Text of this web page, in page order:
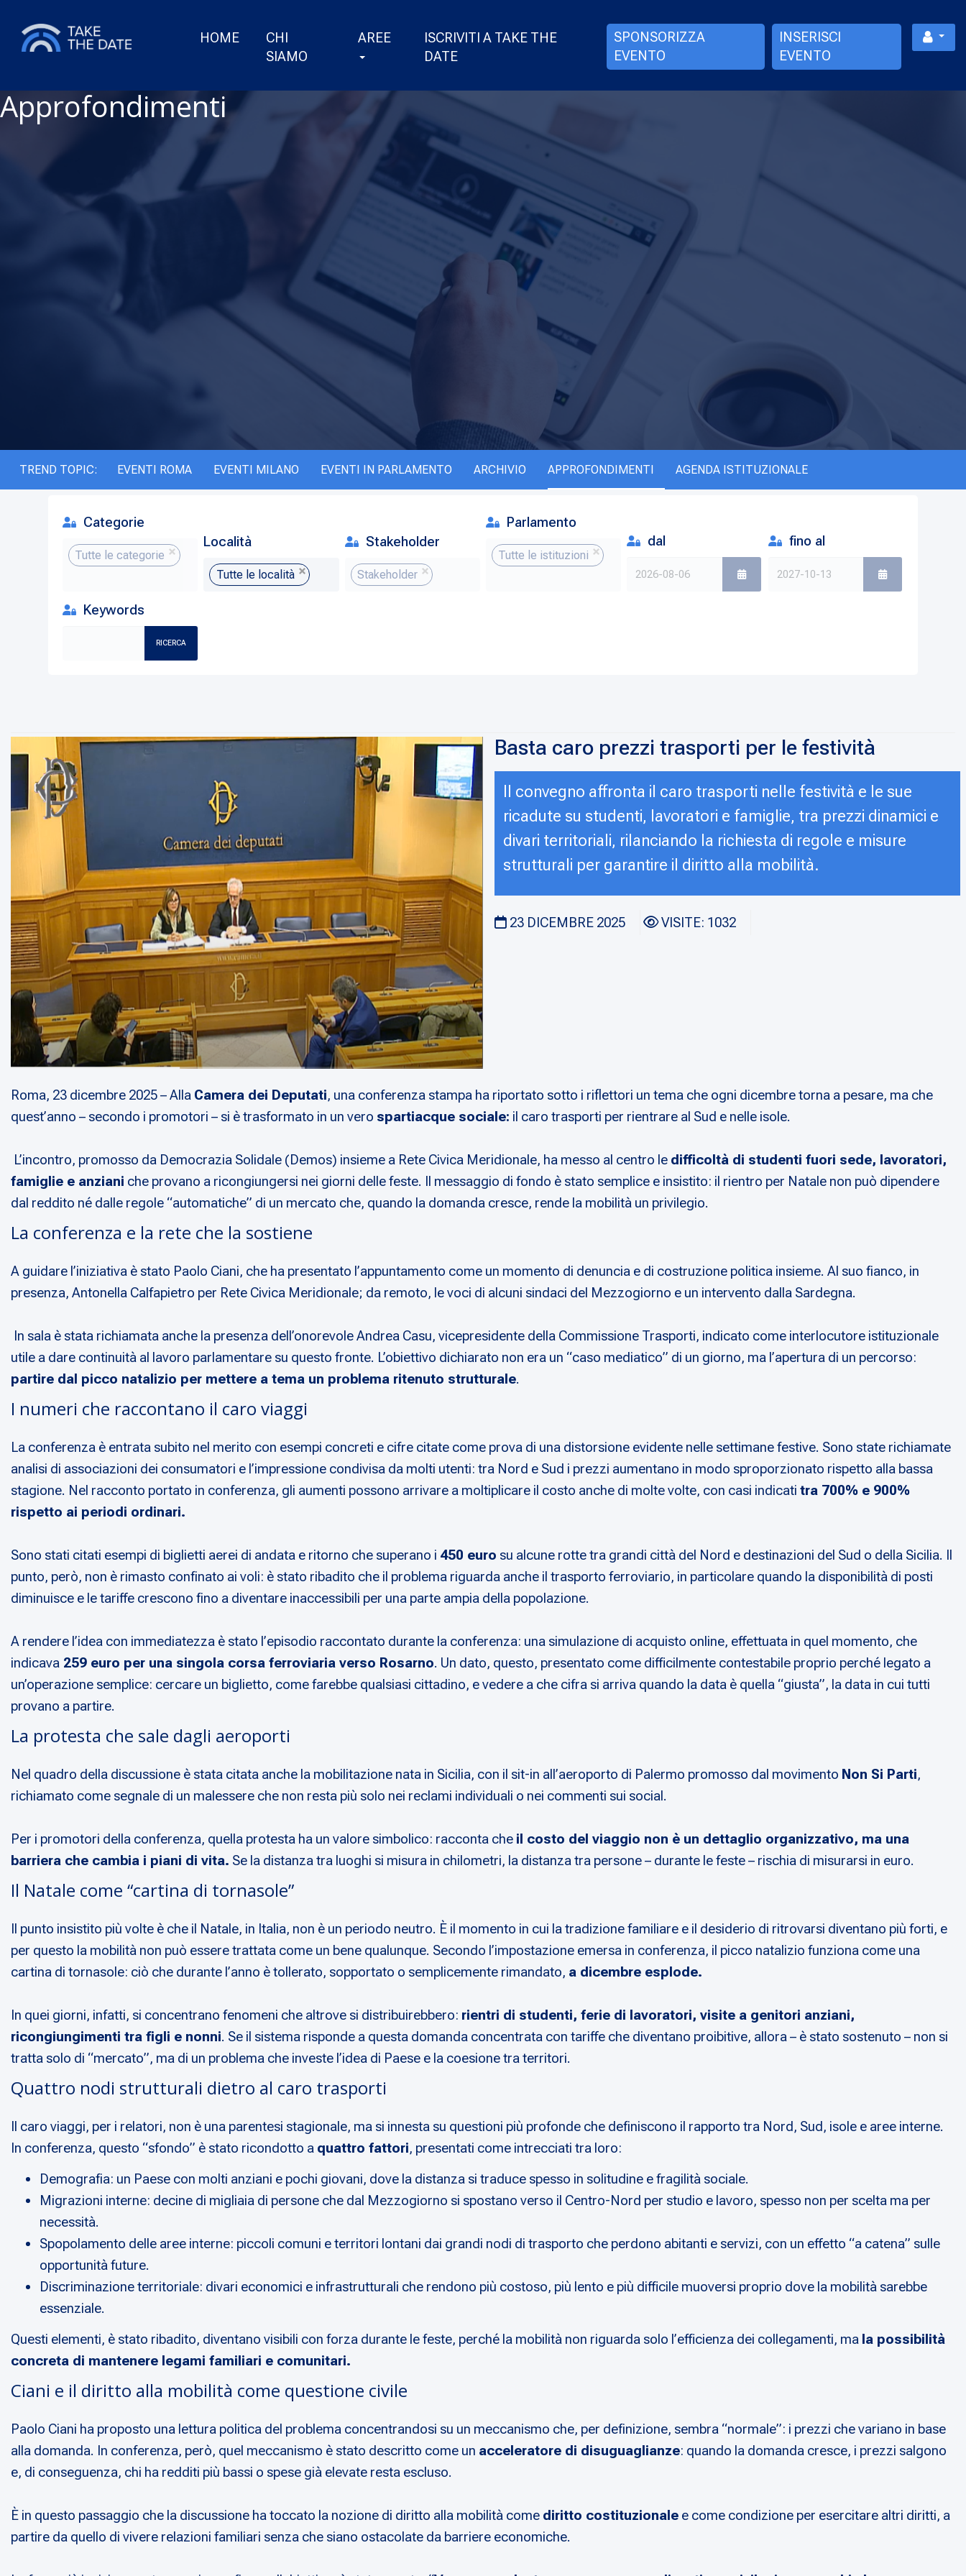
HOME
CHI
SIAMO
AREE
ISCRIVITI A TAKE THE
DATE
SPONSORIZZA
EVENTO
INSERISCI
EVENTO
Approfondimenti
TREND TOPIC: EVENTI ROMA EVENTI MILANO EVENTI IN PARLAMENTO ARCHIVIO APPROFONDIMENTI AGENDA ISTITUZIONALE
Categorie
Tutte le categorie
Località
Tutte le località
Stakeholder
Stakeholder
Parlamento
Tutte le istituzioni
dal fino al
Keywords
RICERCA
Basta caro prezzi trasporti per le festività
Il convegno affronta il caro trasporti nelle festività e le sue
ricadute su studenti, lavoratori e famiglie, tra prezzi dinamici e
divari territoriali, rilanciando la richiesta di regole e misure
strutturali per garantire il diritto alla mobilità.
23 DICEMBRE 2025 VISITE: 1032
Roma, 23 dicembre 2025 – Alla Camera dei Deputati, una conferenza stampa ha riportato sotto i riflettori un tema che ogni dicembre torna a pesare, ma che
quest’anno – secondo i promotori – si è trasformato in un vero spartiacque sociale: il caro trasporti per rientrare al Sud e nelle isole.
L’incontro, promosso da Democrazia Solidale (Demos) insieme a Rete Civica Meridionale, ha messo al centro le difficoltà di studenti fuori sede, lavoratori,
famiglie e anziani che provano a ricongiungersi nei giorni delle feste. Il messaggio di fondo è stato semplice e insistito: il rientro per Natale non può dipendere
dal reddito né dalle regole “automatiche” di un mercato che, quando la domanda cresce, rende la mobilità un privilegio.
La conferenza e la rete che la sostiene
A guidare l’iniziativa è stato Paolo Ciani, che ha presentato l’appuntamento come un momento di denuncia e di costruzione politica insieme. Al suo fianco, in
presenza, Antonella Calfapietro per Rete Civica Meridionale; da remoto, le voci di alcuni sindaci del Mezzogiorno e un intervento dalla Sardegna.
In sala è stata richiamata anche la presenza dell’onorevole Andrea Casu, vicepresidente della Commissione Trasporti, indicato come interlocutore istituzionale
utile a dare continuità al lavoro parlamentare su questo fronte. L’obiettivo dichiarato non era un “caso mediatico” di un giorno, ma l’apertura di un percorso:
partire dal picco natalizio per mettere a tema un problema ritenuto strutturale.
I numeri che raccontano il caro viaggi
La conferenza è entrata subito nel merito con esempi concreti e cifre citate come prova di una distorsione evidente nelle settimane festive. Sono state richiamate
analisi di associazioni dei consumatori e l’impressione condivisa da molti utenti: tra Nord e Sud i prezzi aumentano in modo sproporzionato rispetto alla bassa
stagione. Nel racconto portato in conferenza, gli aumenti possono arrivare a moltiplicare il costo anche di molte volte, con casi indicati tra 700% e 900%
rispetto ai periodi ordinari.
Sono stati citati esempi di biglietti aerei di andata e ritorno che superano i 450 euro su alcune rotte tra grandi città del Nord e destinazioni del Sud o della Sicilia. Il
punto, però, non è rimasto confinato ai voli: è stato ribadito che il problema riguarda anche il trasporto ferroviario, in particolare quando la disponibilità di posti
diminuisce e le tariffe crescono fino a diventare inaccessibili per una parte ampia della popolazione.
A rendere l’idea con immediatezza è stato l’episodio raccontato durante la conferenza: una simulazione di acquisto online, effettuata in quel momento, che
indicava 259 euro per una singola corsa ferroviaria verso Rosarno. Un dato, questo, presentato come difficilmente contestabile proprio perché legato a
un’operazione semplice: cercare un biglietto, come farebbe qualsiasi cittadino, e vedere a che cifra si arriva quando la data è quella “giusta”, la data in cui tutti
provano a partire.
La protesta che sale dagli aeroporti
Nel quadro della discussione è stata citata anche la mobilitazione nata in Sicilia, con il sit-in all’aeroporto di Palermo promosso dal movimento Non Si Parti,
richiamato come segnale di un malessere che non resta più solo nei reclami individuali o nei commenti sui social.
Per i promotori della conferenza, quella protesta ha un valore simbolico: racconta che il costo del viaggio non è un dettaglio organizzativo, ma una
barriera che cambia i piani di vita. Se la distanza tra luoghi si misura in chilometri, la distanza tra persone – durante le feste – rischia di misurarsi in euro.
Il Natale come “cartina di tornasole”
Il punto insistito più volte è che il Natale, in Italia, non è un periodo neutro. È il momento in cui la tradizione familiare e il desiderio di ritrovarsi diventano più forti, e
per questo la mobilità non può essere trattata come un bene qualunque. Secondo l’impostazione emersa in conferenza, il picco natalizio funziona come una
cartina di tornasole: ciò che durante l’anno è tollerato, sopportato o semplicemente rimandato, a dicembre esplode.
In quei giorni, infatti, si concentrano fenomeni che altrove si distribuirebbero: rientri di studenti, ferie di lavoratori, visite a genitori anziani,
ricongiungimenti tra figli e nonni. Se il sistema risponde a questa domanda concentrata con tariffe che diventano proibitive, allora – è stato sostenuto – non si
tratta solo di “mercato”, ma di un problema che investe l’idea di Paese e la coesione tra territori.
Quattro nodi strutturali dietro al caro trasporti
Il caro viaggi, per i relatori, non è una parentesi stagionale, ma si innesta su questioni più profonde che definiscono il rapporto tra Nord, Sud, isole e aree interne.
In conferenza, questo “sfondo” è stato ricondotto a quattro fattori, presentati come intrecciati tra loro:
Demografia: un Paese con molti anziani e pochi giovani, dove la distanza si traduce spesso in solitudine e fragilità sociale.
Migrazioni interne: decine di migliaia di persone che dal Mezzogiorno si spostano verso il Centro-Nord per studio e lavoro, spesso non per scelta ma per
necessità.
Spopolamento delle aree interne: piccoli comuni e territori lontani dai grandi nodi di trasporto che perdono abitanti e servizi, con un effetto “a catena” sulle
opportunità future.
Discriminazione territoriale: divari economici e infrastrutturali che rendono più costoso, più lento e più difficile muoversi proprio dove la mobilità sarebbe
essenziale.
Questi elementi, è stato ribadito, diventano visibili con forza durante le feste, perché la mobilità non riguarda solo l’efficienza dei collegamenti, ma la possibilità
concreta di mantenere legami familiari e comunitari.
Ciani e il diritto alla mobilità come questione civile
Paolo Ciani ha proposto una lettura politica del problema concentrandosi su un meccanismo che, per definizione, sembra “normale”: i prezzi che variano in base
alla domanda. In conferenza, però, quel meccanismo è stato descritto come un acceleratore di disuguaglianze: quando la domanda cresce, i prezzi salgono
e, di conseguenza, chi ha redditi più bassi o spese già elevate resta escluso.
È in questo passaggio che la discussione ha toccato la nozione di diritto alla mobilità come diritto costituzionale e come condizione per esercitare altri diritti, a
partire da quello di vivere relazioni familiari senza che siano ostacolate da barriere economiche.